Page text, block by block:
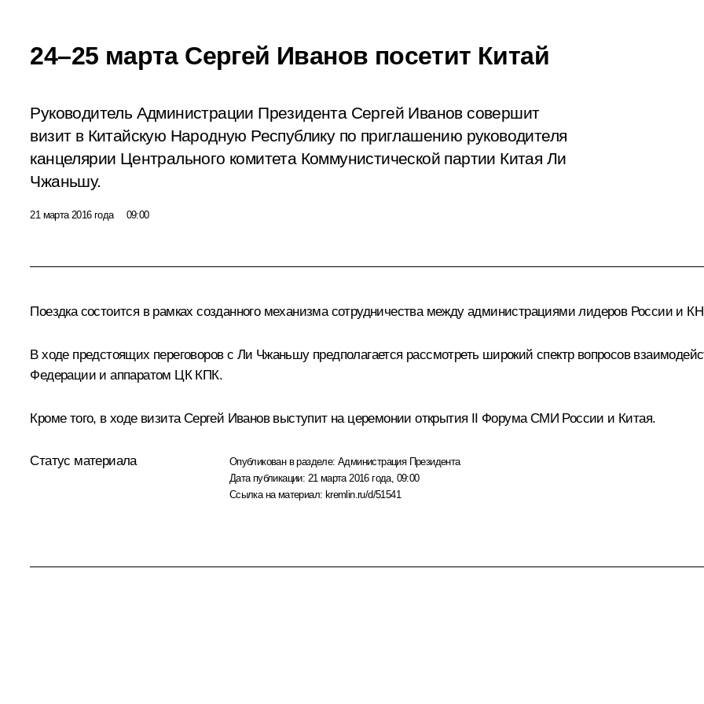
24–25 марта Сергей Иванов посетит Китай
Руководитель Администрации Президента Сергей Иванов совершит
визит в Китайскую Народную Республику по приглашению руководителя
канцелярии Центрального комитета Коммунистической партии Китая Ли
Чжаньшу.
21 марта 2016 года 09:00
Поездка состоится в рамках созданного механизма сотрудничества между администрациями лидеров России и
В ходе предстоящих переговоров с Ли Чжаньшу предполагается рассмотреть широкий спектр вопросов
Федерации и аппаратом ЦК КПК.
Кроме того, в ходе визита Сергей Ивановвыступит на церемонии открытия II Форума СМИ России и Китая.
Статус материала Опубликован в разделе:Администрация Президента
Дата публикации: 21 марта 2016 года, 09:00
Ссылка на материал: kremlin.ru/d/51541